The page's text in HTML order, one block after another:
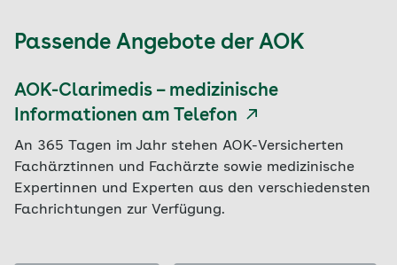
Passende Angebote der AOK
AOK-Clarimedis – medizinische
Informationen am Telefon
An 365 Tagen im Jahr stehen AOK-Versicherten
Fachärztinnen und Fachärzte sowie medizinische
Expertinnen und Experten aus den verschiedensten
Fachrichtungen zur Verfügung.